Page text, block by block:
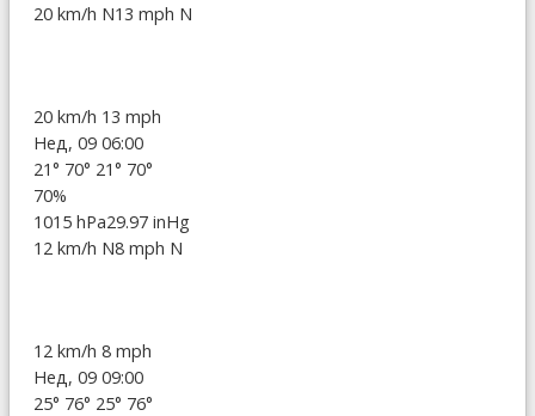
20 km/h N13 mph N
20 km/h 13 mph
Нед, 09 06:00
21° 70° 21° 70°
70%
1015 hPa29.97 inHg
12 km/h N8 mph N
12 km/h 8 mph
Нед, 09 09:00
25° 76° 25° 76°